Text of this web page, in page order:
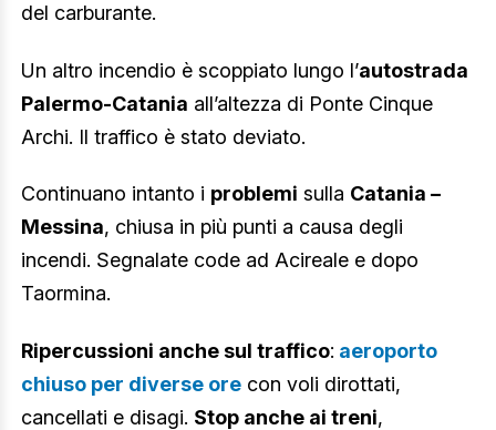
del carburante.
Un altro incendio è scoppiato lungo l’autostrada
Palermo-Catania all’altezza di Ponte Cinque
Archi. Il traffico è stato deviato.
Continuano intanto i problemi sulla Catania –
Messina, chiusa in più punti a causa degli
incendi. Segnalate code ad Acireale e dopo
Taormina.
Ripercussioni anche sul traffico: aeroporto
chiuso per diverse ore con voli dirottati,
cancellati e disagi. Stop anche ai treni,